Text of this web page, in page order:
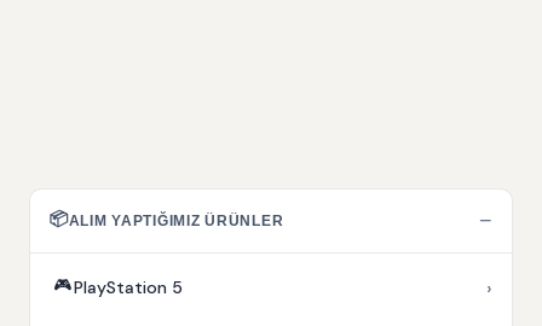
📦ALIM YAPTIĞIMIZ ÜRÜNLER −
🎮PlayStation 5 ›